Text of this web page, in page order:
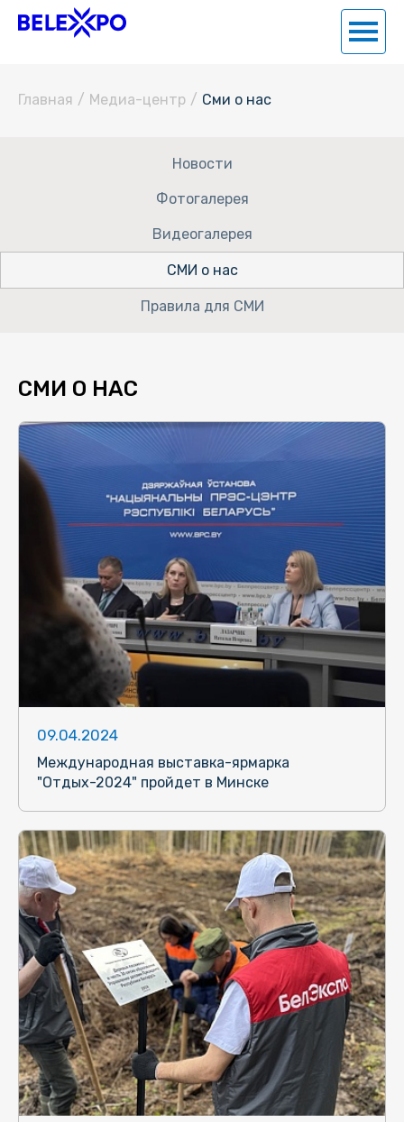
Главная / Медиа-центр / Сми о нас
Новости
Фотогалерея
Видеогалерея
СМИ о нас
Правила для СМИ
СМИ О НАС
09.04.2024
Международная выставка-ярмарка
"Отдых-2024" пройдет в Минске